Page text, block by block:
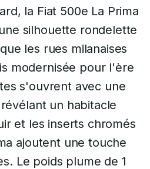
la Fiat 500e La Prima
silhouette rondelette
les rues milanaises
modernisée pour l'ère
s'ouvrent avec une
un habitacle
et les inserts chromés
ajoutent une touche
Le poids plume de 1